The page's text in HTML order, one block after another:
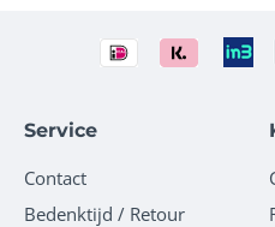
Service
Contact
Bedenktijd / Retour